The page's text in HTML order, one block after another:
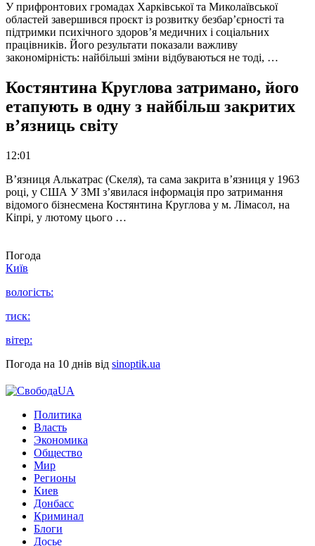
У прифронтових громадах Харківської та Миколаївської
областей завершився проєкт із розвитку безбар’єрності та
підтримки психічного здоров’я медичних і соціальних
працівників. Його результати показали важливу
закономірність: найбільші зміни відбуваються не тоді, …
Костянтина Круглова затримано, його
етапують в одну з найбільш закритих
в’язниць світу
12:01
В’язниця Алькатрас (Скеля), та сама закрита в’язниця у 1963
році, у США У ЗМІ з’явилася інформація про затримання
відомого бізнесмена Костянтина Круглова у м. Лімасол, на
Кіпрі, у лютому цього …
Погода
Київ
вологість:
тиск:
вітер:
Погода на 10 днів від sinoptik.ua
Политика
Власть
Экономика
Общество
Мир
Регионы
Киев
Донбасс
Криминал
Блоги
Досье